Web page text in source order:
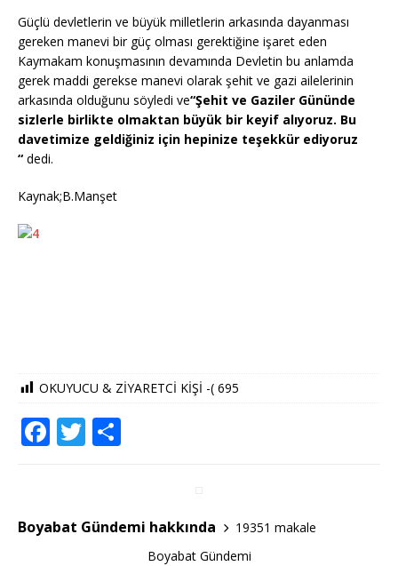
Güçlü devletlerin ve büyük milletlerin arkasında dayanması
gereken manevi bir güç olması gerektiğine işaret eden
Kaymakam konuşmasının devamında Devletin bu anlamda
gerek maddi gerekse manevi olarak şehit ve gazi ailelerinin
arkasında olduğunu söyledi ve“Şehit ve Gaziler Gününde
sizlerle birlikte olmaktan büyük bir keyif alıyoruz. Bu
davetimize geldiğiniz için hepinize teşekkür ediyoruz
“ dedi.
Kaynak;B.Manşet
OKUYUCU & ZİYARETCİ KİŞİ -( 695
F
e
b
T
te
r
e
Boyabat Gündemi hakkında
19351 makale
Boyabat Gündemi